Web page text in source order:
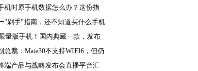
机时原手机数据怎么办？这份指
"剁手"指南，还不知道买什么手机
来
量版手机！国内典藏一款，发布
等有缘人
总裁：Mate30不支持WIFI6，但仍
面上WiFi最强的手机
端产品与战略发布会直播平台汇